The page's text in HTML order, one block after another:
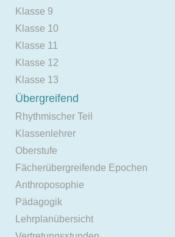
Klasse 9
Klasse 10
Klasse 11
Klasse 12
Klasse 13
Übergreifend
Rhythmischer Teil
Klassenlehrer
Oberstufe
Fächerübergreifende Epochen
Anthroposophie
Pädagogik
Lehrplanübersicht